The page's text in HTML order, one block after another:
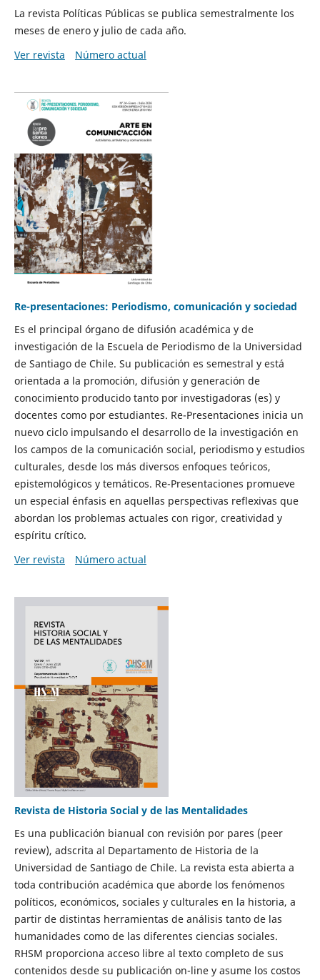
La revista Políticas Públicas se publica semestralmente los
meses de enero y julio de cada año.
Ver revista
Número actual
Re-presentaciones: Periodismo, comunicación y sociedad
Es el principal órgano de difusión académica y de
investigación de la Escuela de Periodismo de la Universidad
de Santiago de Chile. Su publicación es semestral y está
orientada a la promoción, difusión y generación de
conocimiento producido tanto por investigadoras (es) y
docentes como por estudiantes. Re-Presentaciones inicia un
nuevo ciclo impulsando el desarrollo de la investigación en
los campos de la comunicación social, periodismo y estudios
culturales, desde los más diversos enfoques teóricos,
epistemológicos y temáticos. Re-Presentaciones promueve
un especial énfasis en aquellas perspectivas reflexivas que
abordan los problemas actuales con rigor, creatividad y
espíritu crítico.
Ver revista
Número actual
Revista de Historia Social y de las Mentalidades
Es una publicación bianual con revisión por pares (peer
review), adscrita al Departamento de Historia de la
Universidad de Santiago de Chile. La revista esta abierta a
toda contribución académica que aborde los fenómenos
políticos, económicos, sociales y culturales en la historia, a
partir de distintas herramientas de análisis tanto de las
humanidades como de las diferentes ciencias sociales.
RHSM proporciona acceso libre al texto completo de sus
contenidos desde su publicación on-line y asume los costos